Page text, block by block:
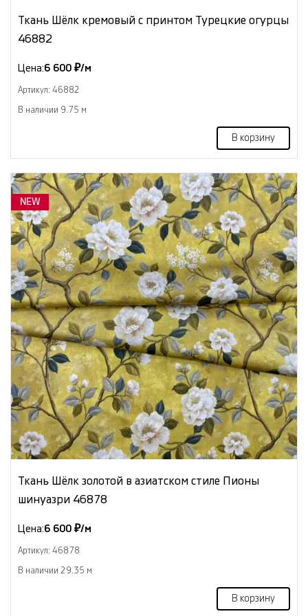
Ткань Шёлк кремовый с принтом Турецкие огурцы
46882
Цена:6 600 ₽/м
Артикул: 46882
В наличии 9.75 м
В корзину
NEW
Ткань Шёлк золотой в азиатском стиле Пионы
шинуазри 46878
Цена:6 600 ₽/м
Артикул: 46878
В наличии 29.35 м
В корзину